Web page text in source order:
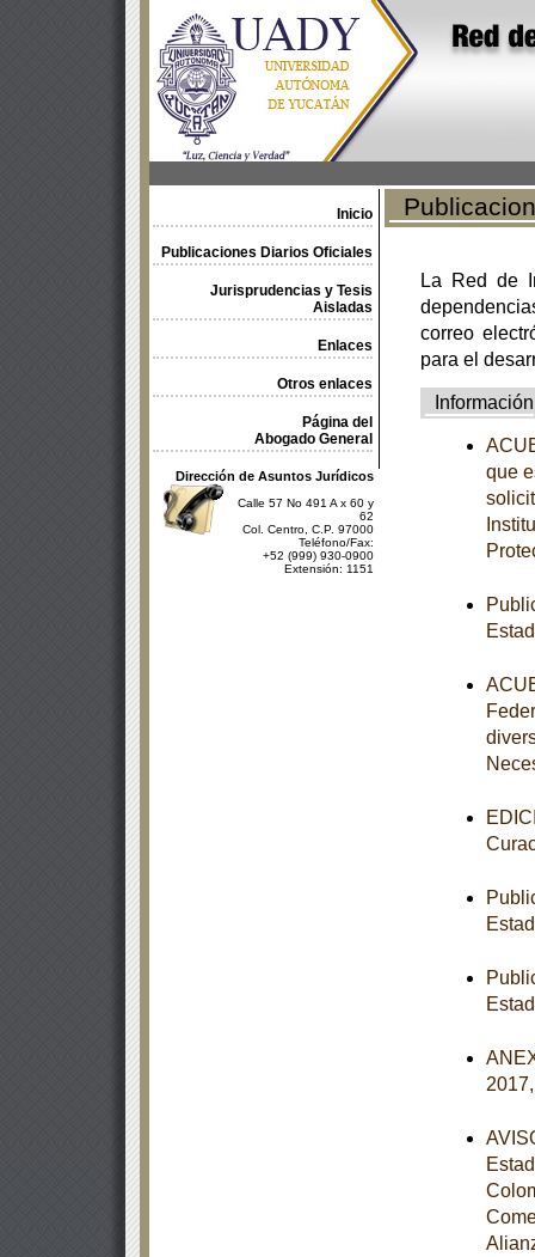
Inicio
Publicaciones Diarios Oficiales
Jurisprudencias y Tesis
Aisladas
Enlaces
Otros enlaces
Página del
Abogado General
Dirección de Asuntos Jurídicos
Calle 57 No 491 A x 60 y
62
Col. Centro, C.P. 97000
Teléfono/Fax:
+52 (999) 930-0900
Extensión: 1151
La Red de
correo
para el
Información
que